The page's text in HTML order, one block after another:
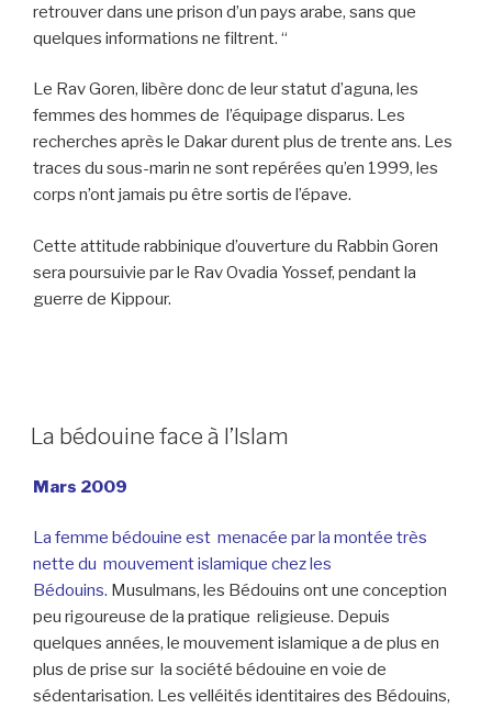
retrouver dans une prison d’un pays arabe, sans que
quelques informations ne filtrent. “
Le Rav Goren, libère donc de leur statut d’aguna, les
femmes des hommes de l’équipage disparus. Les
recherches après le Dakar durent plus de trente ans. Les
traces du sous-marin ne sont repérées qu’en 1999, les
corps n’ont jamais pu être sortis de l’épave.
Cette attitude rabbinique d’ouverture du Rabbin Goren
sera poursuivie par le Rav Ovadia Yossef, pendant la
guerre de Kippour.
La bédouine face à l’Islam
Mars 2009
La femme bédouine est menacée par la montée très
nette du mouvement islamique chez les
Bédouins. Musulmans, les Bédouins ont une conception
peu rigoureuse de la pratique religieuse. Depuis
quelques années, le mouvement islamique a de plus en
plus de prise sur la société bédouine en voie de
sédentarisation. Les velléités identitaires des Bédouins,